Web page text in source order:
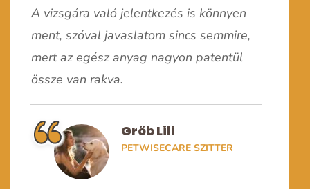
A vizsgára való jelentkezés is könnyen
ment, szóval javaslatom sincs semmire,
mert az egész anyag nagyon patentül
össze van rakva.
Gröb Lili
PETWISECARE SZITTER
H. Eszter